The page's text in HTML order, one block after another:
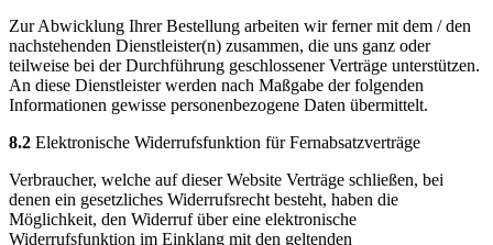
Zur Abwicklung Ihrer Bestellung arbeiten wir ferner mit dem / den
nachstehenden Dienstleister(n) zusammen, die uns ganz oder
teilweise bei der Durchführung geschlossener Verträge unterstützen.
An diese Dienstleister werden nach Maßgabe der folgenden
Informationen gewisse personenbezogene Daten übermittelt.
8.2 Elektronische Widerrufsfunktion für Fernabsatzverträge
Verbraucher, welche auf dieser Website Verträge schließen, bei
denen ein gesetzliches Widerrufsrecht besteht, haben die
Möglichkeit, den Widerruf über eine elektronische
Widerrufsfunktion im Einklang mit den geltenden